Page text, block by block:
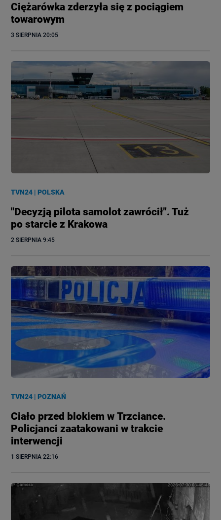
Ciężarówka zderzyła się z pociągiem
towarowym
3 SIERPNIA 20:05
TVN24 |POLSKA
"Decyzją pilota samolot zawrócił". Tuż
po starcie z Krakowa
2 SIERPNIA 9:45
TVN24 |POZNAŃ
Ciało przed blokiem w Trzciance.
Policjanci zaatakowani w trakcie
interwencji
1 SIERPNIA 22:16